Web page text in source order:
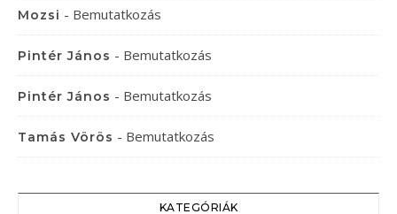
Mozsi - Bemutatkozás
Pintér János - Bemutatkozás
Pintér János - Bemutatkozás
Tamás Vörös - Bemutatkozás
KATEGÓRIÁK